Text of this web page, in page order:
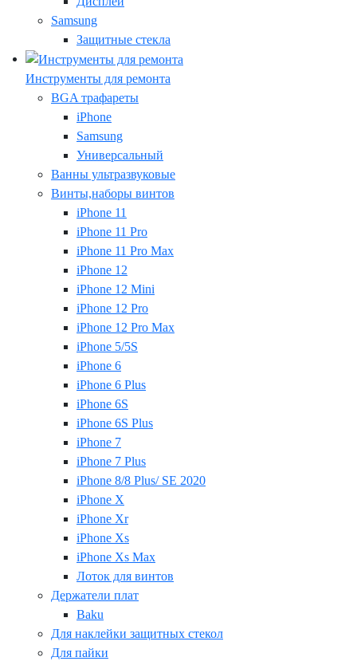
Samsung
Защитные стекла
Инструменты для ремонта
BGA трафареты
iPhone
Samsung
Универсальный
Ванны ультразвуковые
Винты,наборы винтов
iPhone 11
iPhone 11 Pro
iPhone 11 Pro Max
iPhone 12
iPhone 12 Mini
iPhone 12 Pro
iPhone 12 Pro Max
iPhone 5/5S
iPhone 6
iPhone 6 Plus
iPhone 6S
iPhone 6S Plus
iPhone 7
iPhone 7 Plus
iPhone 8/8 Plus/ SE 2020
iPhone X
iPhone Xr
iPhone Xs
iPhone Xs Max
Лоток для винтов
Держатели плат
Baku
Для наклейки защитных стекол
Для пайки